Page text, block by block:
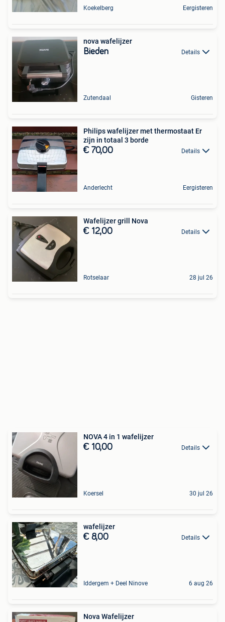
Koekelberg Eergisteren
nova wafelijzer
Bieden Details
Zutendaal Gisteren
Philips wafelijzer met thermostaat Er
zijn in totaal 3 borde
€ 70,00 Details
Anderlecht Eergisteren
Wafelijzer grill Nova
€ 12,00 Details
Rotselaar 28 jul 26
NOVA 4 in 1 wafelijzer
€ 10,00 Details
Koersel 30 jul 26
wafelijzer
€ 8,00 Details
Iddergem + Deel Ninove 6 aug 26
Nova Wafelijzer